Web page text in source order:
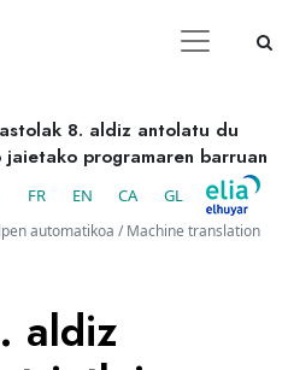
8. aldiz antolatu du
programaren barruan
FR EN CA GL
automatikoa / Machine translation
aldiz